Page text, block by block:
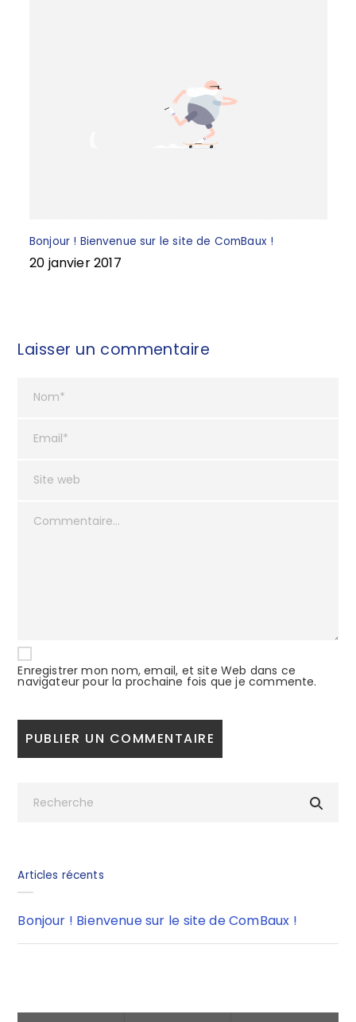
Bonjour ! Bienvenue sur le site de ComBaux !
20 janvier 2017
Laisser un commentaire
Enregistrer mon nom, email, et site Web dans ce
navigateur pour la prochaine fois que je commente.
Articles récents
Bonjour ! Bienvenue sur le site de ComBaux !